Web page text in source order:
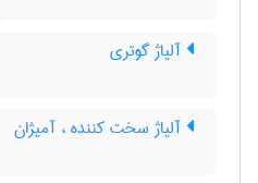
آلیاژ گوتری
آلیاژ سخت کننده ، آمیژان